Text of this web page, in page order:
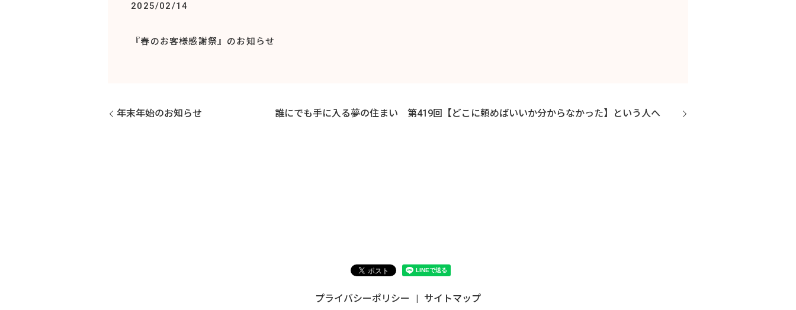
2025/02/14
『春のお客様感謝祭』のお知らせ
年末年始のお知らせ 誰にでも手に入る夢の住まい 第419回【どこに頼めばいいか分からなかった】という人へ
プライバシーポリシー サイトマップ